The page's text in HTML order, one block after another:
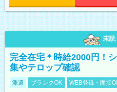
未読
完全在宅＊時給2000円！
集やテロップ確認
派遣 ブランクOK WEB登録・面接